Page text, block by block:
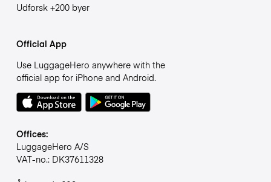
Udforsk +200 byer
Official App
Use LuggageHero anywhere with the
official app for iPhone and Android.
Offices:
LuggageHero A/S
VAT-no.: DK37611328